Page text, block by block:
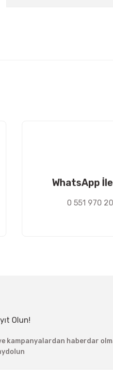
WhatsApp
0 551 970
Olun!
kampanyalardan haberdar